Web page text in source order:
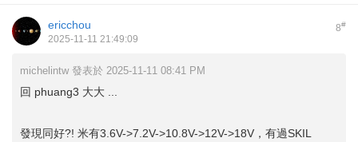
8#
ericchou
2025-11-11 21:49:09
michelintw 發表於 2025-11-11 08:41 PM
回 phuang3 大大 ...
發現同好?! 米有3.6V->7.2V->10.8V->12V->18V，有過SKIL